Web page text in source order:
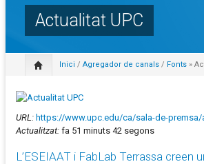
Actualitat UPC
Inici / Agregador de canals / Fonts »
URL: https://www.upc.edu/ca/sala-de-
Actualitzat: fa 51 minuts 42 segons
L’ESEIAAT i FabLab Terrassa creen